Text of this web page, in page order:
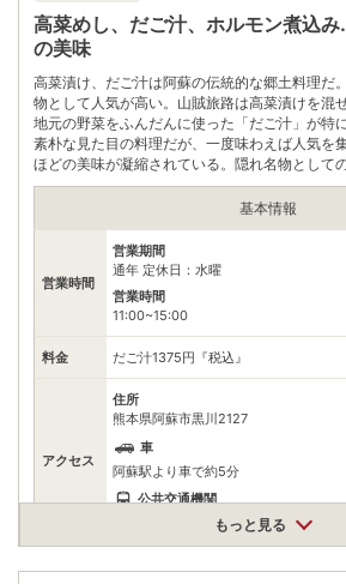
高菜めし、だご汁、ホルモン煮込
の美味
高菜漬け、だご汁は阿蘇の伝統的な郷土料理だ
物として人気が高い。山賊旅路は高菜漬けを混
地元の野菜をふんだんに使った「だご汁」が特
素朴な見た目の料理だが、一度味わえば人気を
ほどの美味が凝縮されている。隠れ名物として
味わいたい。自家製の米と驚くほどよくマッチ
することだろう。気前良く盛られるそのボリュ
基本情報
営業時間
営業期間
通年 定休日：水曜
営業時間
11:00~15:00
料金 だご汁1375円『税込』
アクセス
住所
熊本県阿蘇市黒川2127
車
阿蘇駅より車で約5分
公共交通機関
阿蘇駅から徒歩約15分もっと見る